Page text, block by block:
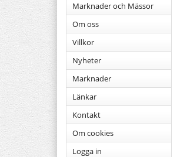
Marknader och Mässor
Om oss
Villkor
Nyheter
Marknader
Länkar
Kontakt
Om cookies
Logga in